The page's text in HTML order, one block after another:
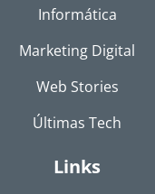
Informática
Marketing Digital
Web Stories
Últimas Tech
Links